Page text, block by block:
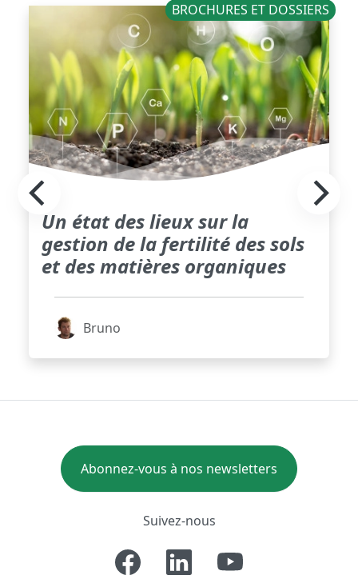
BROCHURES ET DOSSIERS
Un état des lieux sur la
gestion de la fertilité des sols
et des matières organiques
Bruno
Abonnez-vous à nos newsletters
Suivez-nous